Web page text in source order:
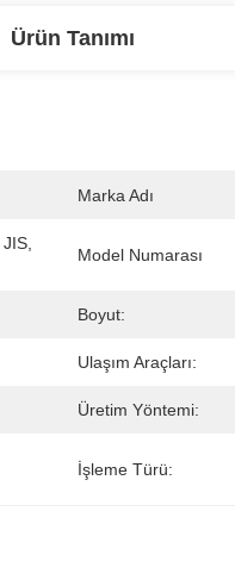
Ürün Tanımı
Marka Adı
Model Numarası
Boyut:
Ulaşım Araçları:
Üretim Yöntemi:
İşleme Türü: